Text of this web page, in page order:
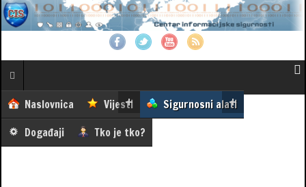
Naslovnica Vijesti
Sigurnosni alati
Događaji
Tko je tko?